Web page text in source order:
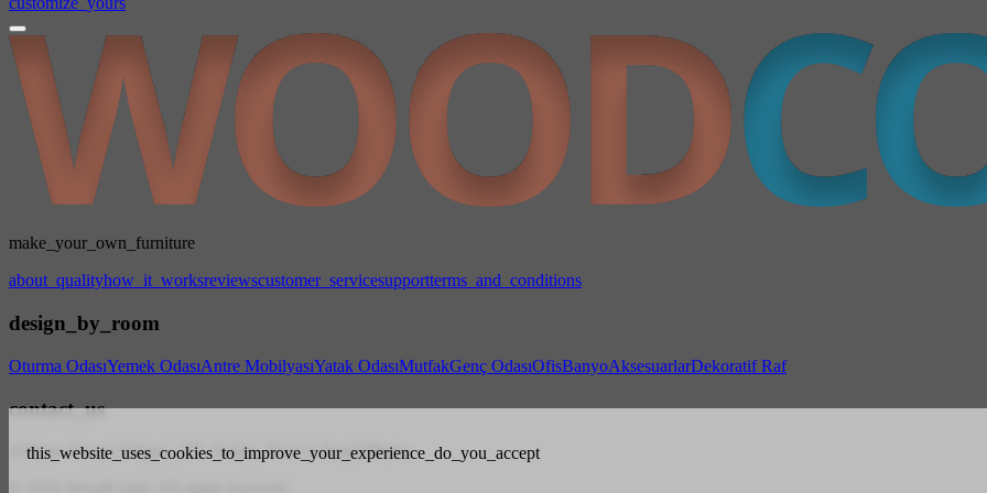
make_your_own_furniture
about_qualityhow_it_worksreviewscustomer_servicesupportterms_and_conditions
design_by_room
Oturma OdasıYemek OdasıAntre MobilyasıYatak OdasıMutfakGenç OdasıOfisBanyoAksesuarlarDekoratif Raf
contact_us
Akhisar Sanayi bölgesi, 275. Sokak, No11A İnegöl/Bursa
this_website_uses_cookies_to_improve_your_experience_do_you_accept